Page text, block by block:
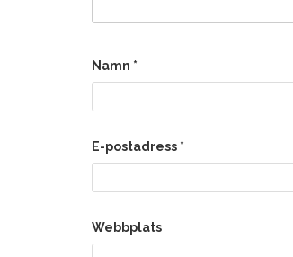
Namn *
E-postadress *
Webbplats